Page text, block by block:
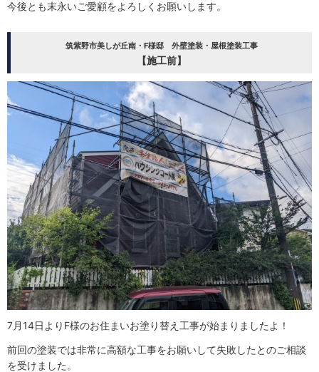
今後とも末永いご愛顧をよろしくお願いします。
筑紫野市美しが丘南・F様邸 外壁塗装・屋根塗装工事
【施工前】
7月14日よりF様のお住まいお塗り替え工事が始まりましたよ！
前回の塗装では非常に高額な工事をお願いして失敗したとのご相談
を受けました。